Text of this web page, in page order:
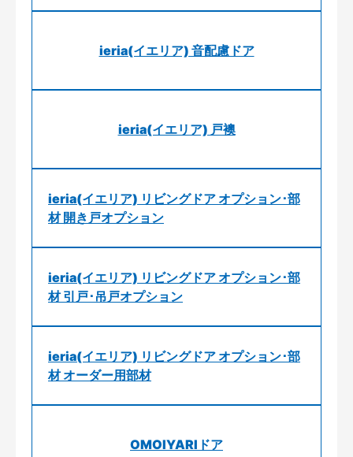
ieria(イエリア) 音配慮ドア
ieria(イエリア) 戸襖
ieria(イエリア) リビングドア オプション･部
材 開き戸オプション
ieria(イエリア) リビングドア オプション･部
材 引戸･吊戸オプション
ieria(イエリア) リビングドア オプション･部
材 オーダー用部材
OMOIYARIドア